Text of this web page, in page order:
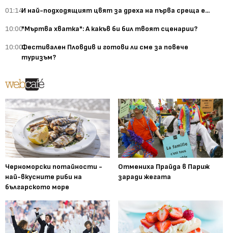
01:14И най-подходящият цвят за дреха на първа среща е...
10:00"Мъртва хватка": А какъв би бил твоят сценарии?
10:00Фестивален Пловдив и готови ли сме за повече
туризъм?
Черноморски потайности -
най-вкусните риби на
българското море
Отмениха Прайда в Париж
заради жегата